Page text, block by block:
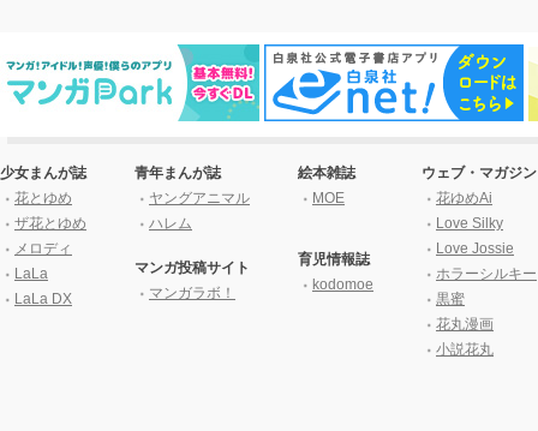
少女まんが誌
花とゆめ
ザ花とゆめ
メロディ
LaLa
LaLa DX
青年まんが誌
ヤングアニマル
ハレム
マンガ投稿サイト
マンガラボ！
絵本雑誌
MOE
育児情報誌
kodomoe
ウェブ・マガジン
花ゆめAi
Love Silky
Love Jossie
ホラーシルキー
黒蜜
花丸漫画
小説花丸